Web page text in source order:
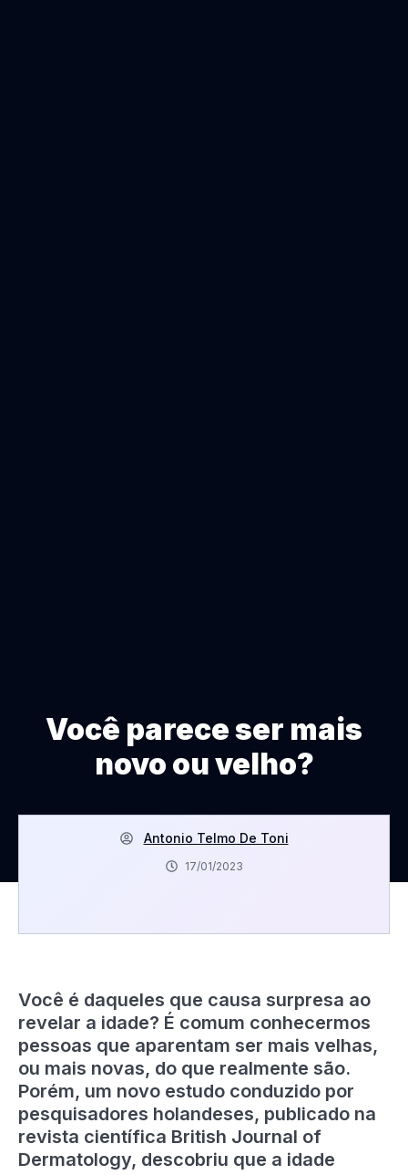
Você parece ser mais
novo ou velho?
Antonio Telmo De Toni
17/01/2023
Você é daqueles que causa surpresa ao
revelar a idade? É comum conhecermos
pessoas que aparentam ser mais velhas,
ou mais novas, do que realmente são.
Porém, um novo estudo conduzido por
pesquisadores holandeses, publicado na
revista científica British Journal of
Dermatology, descobriu que a idade